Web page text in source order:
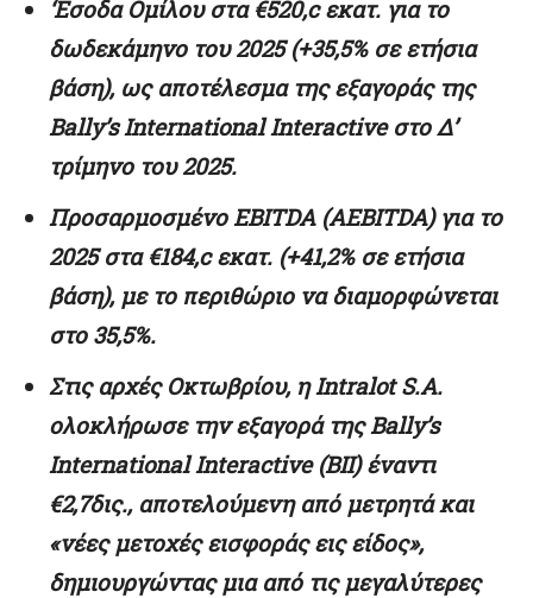
‘Εσοδα Ομίλου στα €520,c εκατ. για το
δωδεκάμηνο του 2025 (+35,5% σε ετήσια
βάση), ως αποτέλεσμα της εξαγοράς της
Bally’sInternational Interactive στο Δ’
τρίμηνο του 2025.
Προσαρμοσμένο EBITDA (ΑΕΒΙΤDA) για το
2025 στα €184,c εκατ. (+41,2% σε ετήσια
βάση), με το περιθώριο να διαμορφώνεται
στο 35,5%.
Στις αρχές Οκτωβρίου, η Intralot S.A.
ολοκλήρωσε την εξαγορά της Bally’s
International Interactive (BII) έναντι
€2,7δις., αποτελούμενη από μετρητά και
«νέες μετοχές εισφοράς εις είδος»,
δημιουργώντας μια από τις μεγαλύτερες